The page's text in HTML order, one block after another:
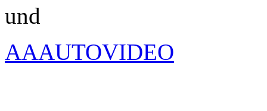
und
AAAUTOVIDEO